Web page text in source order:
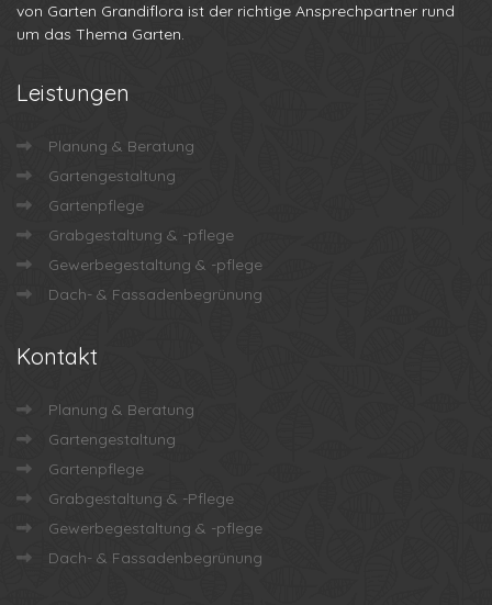
von Garten Grandiflora ist der richtige Ansprechpartner rund
um das Thema Garten.
Leistungen
Planung & Beratung
Gartengestaltung
Gartenpflege
Grabgestaltung & -pflege
Gewerbegestaltung & -pflege
Dach- & Fassadenbegrünung
Kontakt
Planung & Beratung
Gartengestaltung
Gartenpflege
Grabgestaltung & -Pflege
Gewerbegestaltung & -pflege
Dach- & Fassadenbegrünung